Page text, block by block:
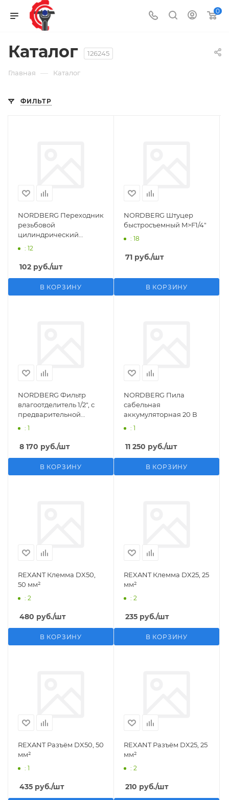
0
Каталог 126245
Главная — Каталог
ФИЛЬТР
NORDBERG Переходник
резьбовой
цилиндрический
M1/2">F1/4"
: 12
102 руб./шт
В КОРЗИНУ
NORDBERG Штуцер
быстросъемный M>F1/4"
: 18
71 руб./шт
В КОРЗИНУ
NORDBERG Фильтр
влагоотделитель 1/2", с
предварительной
фильтрацией
: 1
8 170 руб./шт
В КОРЗИНУ
NORDBERG Пила
сабельная
аккумуляторная 20 В
: 1
11 250 руб./шт
В КОРЗИНУ
REXANT Клемма DX50,
50 мм²
: 2
480 руб./шт
В КОРЗИНУ
REXANT Клемма DX25, 25
мм²
: 2
235 руб./шт
В КОРЗИНУ
REXANT Разъём DX50, 50
мм²
: 1
435 руб./шт
REXANT Разъём DX25, 25
мм²
: 2
210 руб./шт